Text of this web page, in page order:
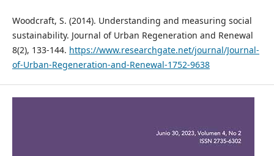
Woodcraft, S. (2014). Understanding and measuring social
sustainability. Journal of Urban Regeneration and Renewal
8(2), 133-144. https://www.researchgate.net/journal/Journal-
of-Urban-Regeneration-and-Renewal-1752-9638